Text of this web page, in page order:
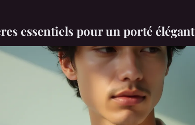
essentiels pour un porté élégant